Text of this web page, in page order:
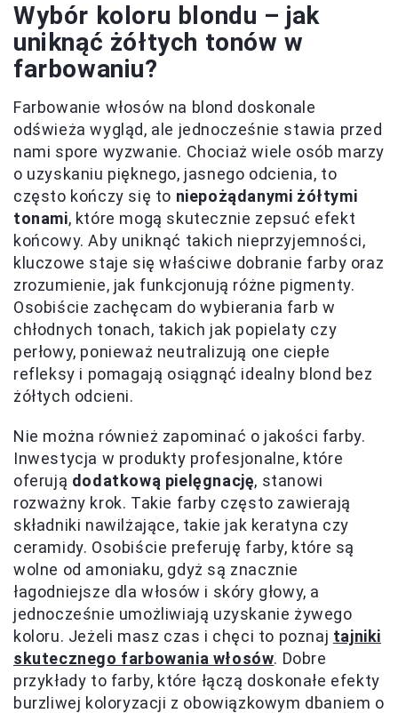
Wybór koloru blondu – jak
uniknąć żółtych tonów w
farbowaniu?
Farbowanie włosów na blond doskonale
odświeża wygląd, ale jednocześnie stawia przed
nami spore wyzwanie. Chociaż wiele osób marzy
o uzyskaniu pięknego, jasnego odcienia, to
często kończy się to niepożądanymi żółtymi
tonami, które mogą skutecznie zepsuć efekt
końcowy. Aby uniknąć takich nieprzyjemności,
kluczowe staje się właściwe dobranie farby oraz
zrozumienie, jak funkcjonują różne pigmenty.
Osobiście zachęcam do wybierania farb w
chłodnych tonach, takich jak popielaty czy
perłowy, ponieważ neutralizują one ciepłe
refleksy i pomagają osiągnąć idealny blond bez
żółtych odcieni.
Nie można również zapominać o jakości farby.
Inwestycja w produkty profesjonalne, które
oferują dodatkową pielęgnację, stanowi
rozważny krok. Takie farby często zawierają
składniki nawilżające, takie jak keratyna czy
ceramidy. Osobiście preferuję farby, które są
wolne od amoniaku, gdyż są znacznie
łagodniejsze dla włosów i skóry głowy, a
jednocześnie umożliwiają uzyskanie żywego
koloru. Jeżeli masz czas i chęci to poznaj tajniki
skutecznego farbowania włosów. Dobre
przykłady to farby, które łączą doskonałe efekty
burzliwej koloryzacji z obowiązkowym dbaniem o